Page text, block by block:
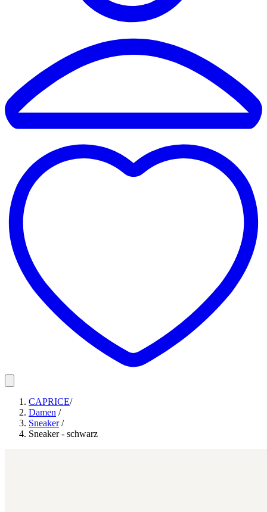
CAPRICE/
Damen /
Sneaker/
Sneaker - schwarz